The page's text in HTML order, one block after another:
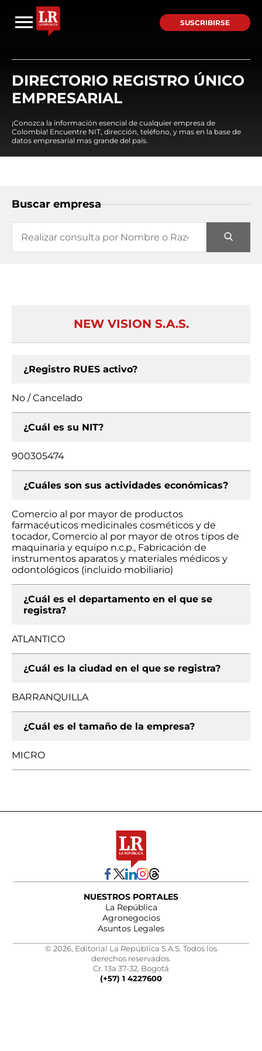
SUSCRIBIRSE
DIRECTORIO REGISTRO ÚNICO
EMPRESARIAL
¡Conozca la información esencial de cualquier empresa de
Colombia! Encuentre NIT, dirección, teléfono, y mas en la base de
datos empresarial mas grande del país.
Buscar empresa
NEW VISION S.A.S.
¿Registro RUES activo?
No / Cancelado
¿Cuál es su NIT?
900305474
¿Cuáles son sus actividades económicas?
Comercio al por mayor de productos
farmacéuticos medicinales cosméticos y de
tocador, Comercio al por mayor de otros tipos de
maquinaria y equipo n.c.p., Fabricación de
instrumentos aparatos y materiales médicos y
odontológicos (incluido mobiliario)
¿Cuál es el departamento en el que se
registra?
ATLANTICO
¿Cuál es la ciudad en el que se registra?
BARRANQUILLA
¿Cuál es el tamaño de la empresa?
MICRO
NUESTROS PORTALES
La República
Agronegocios
Asuntos Legales
© 2026, Editorial La República S.A.S. Todos los
derechos reservados.
Cr. 13a 37-32, Bogotá
(+57) 1 4227600